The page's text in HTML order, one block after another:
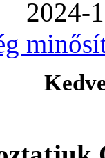
2024-